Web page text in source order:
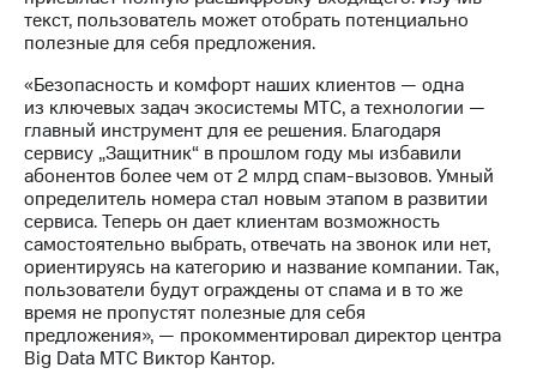
Собрания
акционеров
Личный
кабинет
акционера
Акционерный
капитал
Контроль
и
аудит
Рынок
акций
Описание
Программа
приобретения
текст, пользователь может отобрать потенциально
полезные для себя предложения.
«Безопасность и комфорт наших клиентов — одна
из ключевых задач экосистемы МТС, а технологии —
главный инструмент для ее решения. Благодаря
сервису „Защитник“ в прошлом году мы избавили
абонентов более чем от 2 млрд спам-вызовов. Умный
определитель номера стал новым этапом в развитии
сервиса. Теперь он дает клиентам возможность
самостоятельно выбрать, отвечать на звонок или нет,
ориентируясь на категорию и название компании. Так,
пользователи будут ограждены от спама и в то же
время не пропустят полезные для себя
предложения», — прокомментировал директор центра
Big Data МТС Виктор Кантор.